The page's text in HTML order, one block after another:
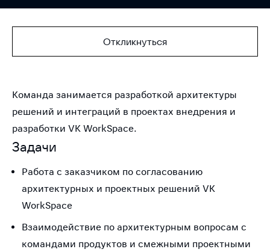
Откликнуться
Команда занимается разработкой архитектуры
решений и интеграций в проектах внедрения и
разработки VK WorkSpace.
Задачи
Работа с заказчиком по согласованию
архитектурных и проектных решений VK
WorkSpace
Взаимодействие по архитектурным вопросам с
командами продуктов и смежными проектными